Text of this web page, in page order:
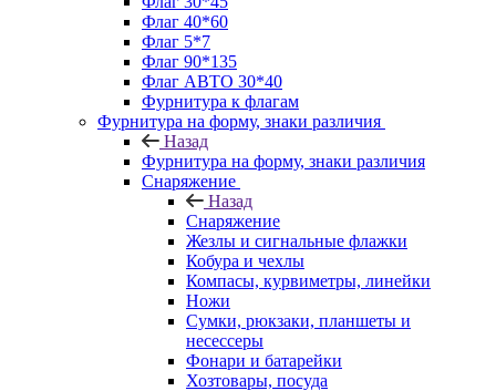
Флаг 40*60
Флаг 5*7
Флаг 90*135
Флаг АВТО 30*40
Фурнитура к флагам
Фурнитура на форму, знаки различия
Назад
Фурнитура на форму, знаки различия
Снаряжение
Назад
Снаряжение
Жезлы и сигнальные флажки
Кобура и чехлы
Компасы, курвиметры, линейки
Ножи
Сумки, рюкзаки, планшеты и
несессеры
Фонари и батарейки
Хозтовары, посуда